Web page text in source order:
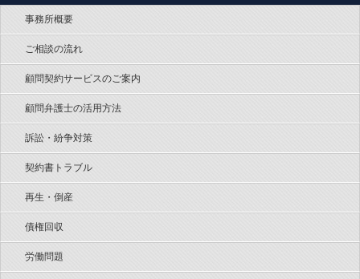
事務所概要
ご相談の流れ
顧問契約サービスのご案内
顧問弁護士の活用方法
訴訟・紛争対策
契約書トラブル
再生・倒産
債権回収
労働問題